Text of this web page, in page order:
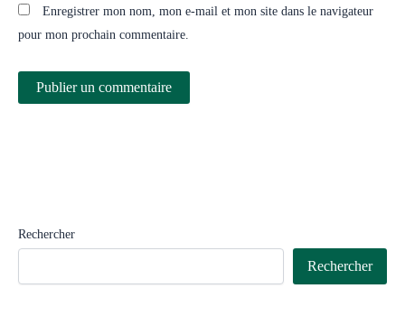
Enregistrer mon nom, mon e-mail et mon site dans le navigateur
pour mon prochain commentaire.
Rechercher
Rechercher